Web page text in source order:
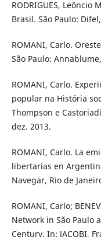
RODRIGUES,
Brasil. São Paulo:
ROMANI, Carlo.
São Paulo:
ROMANI, Carlo.
popular na História
Thompson e
dez. 2013.
ROMANI, Carlo. La
libertarias en
Navegar, Rio de
ROMANI, Carlo;
Network in São Paulo
Century. In: JACOBI,